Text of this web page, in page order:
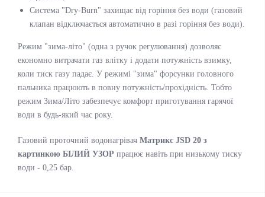
Система "Dry-Burn" захищає від горіння без води (газовий
клапан відключається автоматично в разі горіння без води).
Режим "зима-літо" (одна з ручок регулювання) дозволяє
економно витрачати газ влітку і додати потужність взимку,
коли тиск газу падає. У режимі "зима" форсунки головного
пальника працюють в повну потужність/прохідність. Тобто
режим Зима/Літо забезпечує комфорт приготування гарячої
води в будь-який час року.
Газовий проточний водонагрівач Матрикс JSD 20 з
картинкою БІЛИЙ УЗОР працює навіть при низькому тиску
води - 0,25 бар.